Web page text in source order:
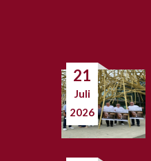
21
Juli
2026